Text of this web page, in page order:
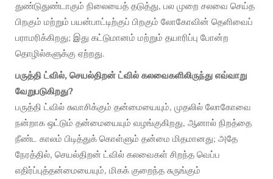
துண்டுதுண்டாகும் நிலையைத் தடுத்து, பல முறை சலவை செய்த
பிறகும் மற்றும் பயன்பாட்டிற்குப் பிறகும் லோகோவின் தெளிவைப்
பராமரிக்கிறது; இது கட்டுமானம் மற்றும் தயாரிப்பு போன்ற
தொழில்களுக்கு ஏற்றது.
பருத்தி ட்வில், செயல்திறன் ட்வில் கலவைகளிலிருந்து எவ்வாறு
வேறுபடுகிறது?
பருத்தி ட்வில் சுவாசிக்கும் தன்மையையும், முதலில் லோகோவை
நன்றாக ஒட்டும் தன்மையையும் வழங்குகிறது, ஆனால் நிறத்தை
நீண்ட காலம் பிடித்துக் கொள்ளும் தன்மை மிதமானது; அதே
நேரத்தில், செயல்திறன் ட்வில் கலவைகள் சிறந்த வெப்ப
எதிர்ப்புத்தன்மையையும், மிகக் குறைந்த சுருங்கும்